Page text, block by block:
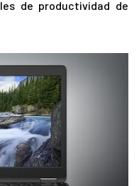
de productividad de